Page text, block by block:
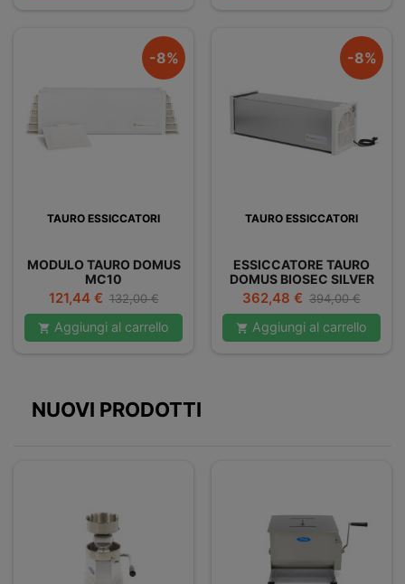
-8%
TAURO ESSICCATORI
MODULO TAURO DOMUS
MC10
Prezzo
121,44 € Prezzo
base
132,00 €
 Aggiungi al carrello
-8%
TAURO ESSICCATORI
ESSICCATORE TAURO
DOMUS BIOSEC SILVER
B10-S
Prezzo
362,48 € Prezzo
base
394,00 €
 Aggiungi al carrello
NUOVI PRODOTTI